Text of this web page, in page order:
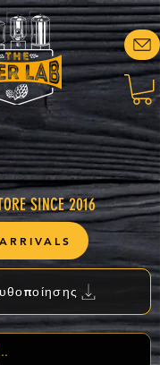
SINCE 2016